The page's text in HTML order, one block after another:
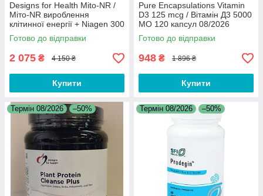
Designs for Health Mito-NR /
Міто-NR вироблення
клітинної енергії + Niagen 300
мг 60 капсул 08/2026
Готово до відправки
2 075 ₴ 4 150 ₴
Купити
Pure Encapsulations Vitamin
D3 125 mcg / Вітамін Д3 5000
МО 120 капсул 08/2026
Готово до відправки
948 ₴ 1 896 ₴
Купити
Термін 08/2026 –50% Термін 08/2026 –50%